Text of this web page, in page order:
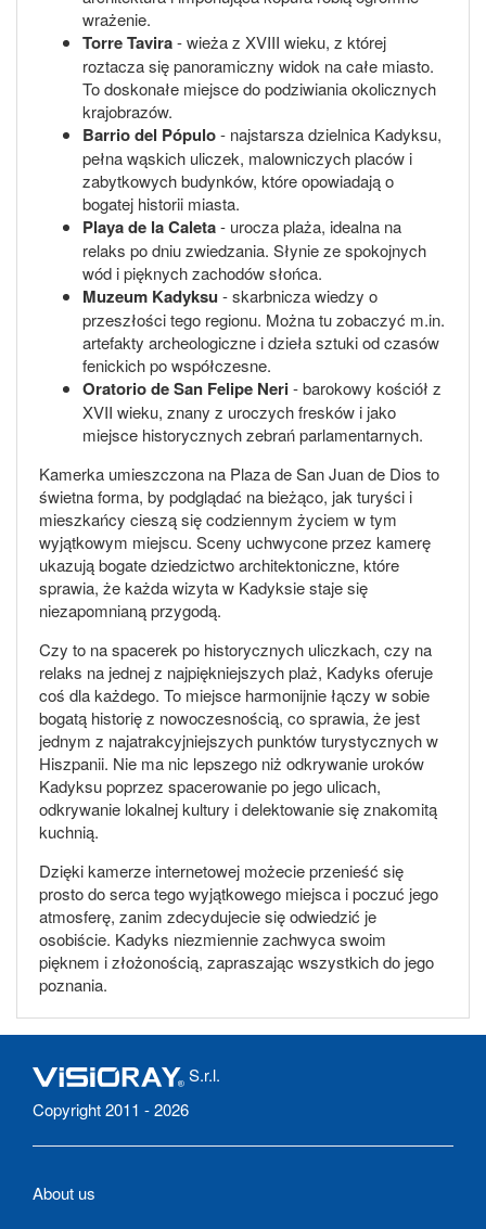
wrażenie.
Torre Tavira- wieża z XVIII wieku, z której
roztacza się panoramiczny widok na całe miasto.
To doskonałe miejsce do podziwiania okolicznych
krajobrazów.
Barrio del Pópulo- najstarsza dzielnica Kadyksu,
pełna wąskich uliczek, malowniczych placów i
zabytkowych budynków, które opowiadają o
bogatej historii miasta.
Playa de la Caleta- urocza plaża, idealna na
relaks po dniu zwiedzania. Słynie ze spokojnych
wód i pięknych zachodów słońca.
Muzeum Kadyksu - skarbnicza wiedzy o
przeszłości tego regionu. Można tu zobaczyć m.in.
artefakty archeologiczne i dzieła sztuki od czasów
fenickich po współczesne.
Oratorio de San Felipe Neri- barokowy kościół z
XVII wieku, znany z uroczych fresków i jako
miejsce historycznych zebrań parlamentarnych.
Kamerka umieszczona na Plaza de San Juan de Dios to
świetna forma, by podglądać na bieżąco, jak turyści i
mieszkańcy cieszą się codziennym życiem w tym
wyjątkowym miejscu. Sceny uchwycone przez kamerę
ukazują bogate dziedzictwo architektoniczne, które
sprawia, że każda wizyta w Kadyksie staje się
niezapomnianą przygodą.
Czy to na spacerek po historycznych uliczkach, czy na
relaks na jednej z najpiękniejszych plaż, Kadyks oferuje
coś dla każdego. To miejsce harmonijnie łączy w sobie
bogatą historię z nowoczesnością, co sprawia, że jest
jednym z najatrakcyjniejszych punktów turystycznych w
Hiszpanii. Nie ma nic lepszego niż odkrywanie uroków
Kadyksu poprzez spacerowanie po jego ulicach,
odkrywanie lokalnej kultury i delektowanie się znakomitą
kuchnią.
Dzięki kamerze internetowej możecie przenieść się
prosto do serca tego wyjątkowego miejsca i poczuć jego
atmosferę, zanim zdecydujecie się odwiedzić je
osobiście. Kadyks niezmiennie zachwyca swoim
pięknem i złożonością, zapraszając wszystkich do jego
poznania.
S.r.l.
Copyright 2011 - 2026
About us